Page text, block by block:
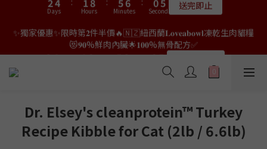
👑店長生日限量喵喵劵🎂買滿$𝟑𝟔𝟖即減$𝟐𝟖🥳結帳時輸入優惠碼
4
2
6
4
:
3
1
0
8
7
2
1
0
Hours
:
7
5
4
8
6
5
0
Minutes
:
2
0
7
5
4
2
Seconds 限量20個
2
0
0
02
0
6
4
3
3
1
0
4
2
1
3
1
0
✨獨家優惠✨限時第𝟐件半價🔥🇳🇿紐西蘭𝐋𝐨𝐯𝐞𝐚𝐛𝐨𝐰𝐥凍乾生肉貓糧
4
2
6
4
:
3
1
0
8
7
2
1
0
Hours
:
7
5
4
8
6
5
0
Minutes
:
2
0
7
5
4
2
Seconds 𝟖月𝟑𝟏截止
👑店長生日限量喵喵劵🎂買滿$𝟑𝟔𝟖即減$𝟐𝟖🥳結帳時輸入優惠碼
【𝐇𝐀𝐏𝐏𝐘𝐁𝐈𝐑𝐓𝐇𝐃𝐀𝐘】即可！部分產品不適用
8
7
6
5
1
0
8
7
3
2
1
7
6
5
4
0
6
5
9
8
3
2
9
4
3
6
5
4
3
9
8
7
6
3
2
Dr. Elsey's cleanprotein™ Turkey
Recipe Kibble for Cat (2lb / 6.6lb)